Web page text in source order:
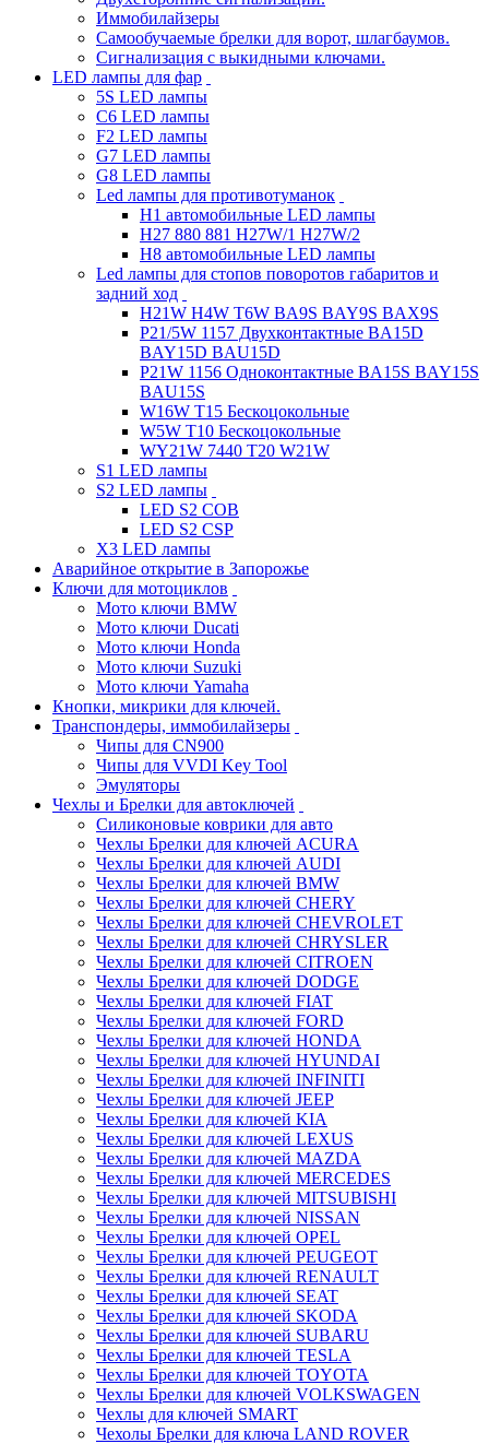
Иммобилайзеры
Самообучаемые брелки для ворот, шлагбаумов.
Сигнализация с выкидными ключами.
LED лампы для фар
5S LED лампы
C6 LED лампы
F2 LED лампы
G7 LED лампы
G8 LED лампы
Led лампы для противотуманок
H1 автомобильные LED лампы
H27 880 881 H27W/1 H27W/2
H8 автомобильные LED лампы
Led лампы для стопов поворотов габаритов и
задний ход
H21W H4W T6W BA9S BAY9S BAX9S
P21/5W 1157 Двухконтактные BA15D
BAY15D BAU15D
P21W 1156 Одноконтактные BA15S BAY15S
BAU15S
W16W T15 Бескоцокольные
W5W T10 Бескоцокольные
WY21W 7440 T20 W21W
S1 LED лампы
S2 LED лампы
LED S2 COB
LED S2 CSP
X3 LED лампы
Аварийное открытие в Запорожье
Ключи для мотоциклов
Мото ключи BMW
Мото ключи Ducati
Мото ключи Honda
Мото ключи Suzuki
Мото ключи Yamaha
Кнопки, микрики для ключей.
Транспондеры, иммобилайзеры
Чипы для CN900
Чипы для VVDI Key Tool
Эмуляторы
Чехлы и Брелки для автоключей
Силиконовые коврики для авто
Чехлы Брелки для ключей ACURA
Чехлы Брелки для ключей AUDI
Чехлы Брелки для ключей BMW
Чехлы Брелки для ключей CHERY
Чехлы Брелки для ключей CHEVROLET
Чехлы Брелки для ключей CHRYSLER
Чехлы Брелки для ключей CITROEN
Чехлы Брелки для ключей DODGE
Чехлы Брелки для ключей FIAT
Чехлы Брелки для ключей FORD
Чехлы Брелки для ключей HONDA
Чехлы Брелки для ключей HYUNDAI
Чехлы Брелки для ключей INFINITI
Чехлы Брелки для ключей JEEP
Чехлы Брелки для ключей KIA
Чехлы Брелки для ключей LEXUS
Чехлы Брелки для ключей MAZDA
Чехлы Брелки для ключей MERCEDES
Чехлы Брелки для ключей MITSUBISHI
Чехлы Брелки для ключей NISSAN
Чехлы Брелки для ключей OPEL
Чехлы Брелки для ключей PEUGEOT
Чехлы Брелки для ключей RENAULT
Чехлы Брелки для ключей SEAT
Чехлы Брелки для ключей SKODA
Чехлы Брелки для ключей SUBARU
Чехлы Брелки для ключей TESLA
Чехлы Брелки для ключей TOYOTA
Чехлы Брелки для ключей VOLKSWAGEN
Чехлы для ключей SMART
Чехолы Брелки для ключа LAND ROVER